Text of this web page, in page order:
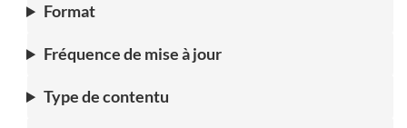
Format
Fréquence de mise à jour
Type de contentu